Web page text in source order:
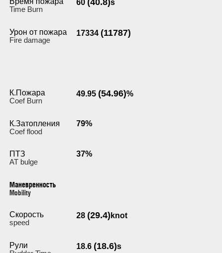
Time Burn
60 (40.8)s
Урон от пожара
Fire damage
17334 (11787)
К.Пожара
Coef Burn
49.95 (54.96)%
К.Затопления
Coef flood
79%
ПТЗ
AT bulge
37%
Маневренность
Мobility
Скорость
speed
28 (29.4) knot
Рули
18.6 (18.6)s